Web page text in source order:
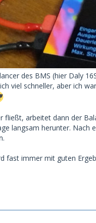
des BMS (hier Daly
viel schneller, aber ich
arbeitet dann der
langsam herunter.
immer mit guten